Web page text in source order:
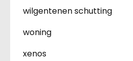
wilgentenen schutting
woning
xenos